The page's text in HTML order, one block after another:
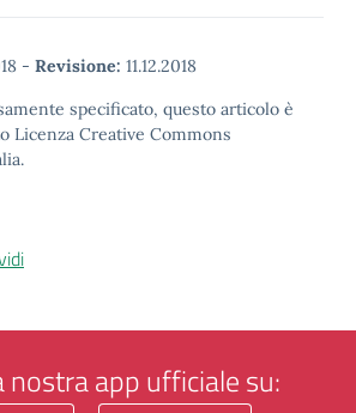
- Revisione: 11.12.2018
specificato, questo articolo è
Licenza Creative Commons
nostra app ufficiale su: